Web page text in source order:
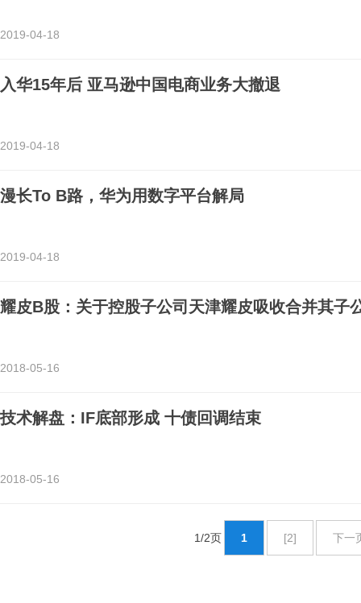
2019-04-18
入华15年后 亚马逊中国电商业务大撤退
2019-04-18
漫长To B路，华为用数字平台解局
2019-04-18
耀皮B股：关于控股子公司天津耀皮吸收合并其子
2018-05-16
技术解盘：IF底部形成 十债回调结束
2018-05-16
1/2页 1 [2] 下一